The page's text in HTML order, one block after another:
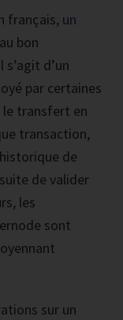
français, un
bon
d’un
par certaines
transfert en
transaction,
de
de valider
les
sont
sur un